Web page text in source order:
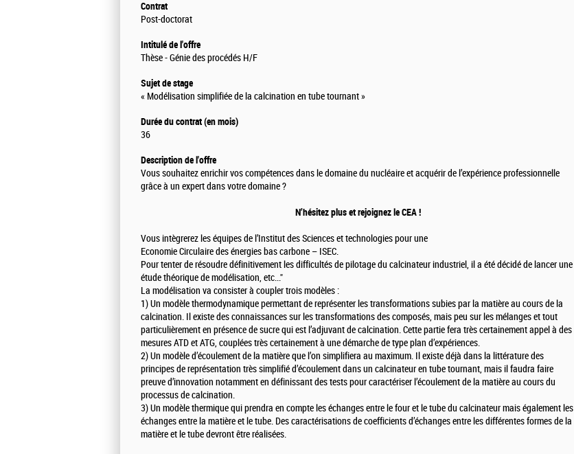
Contrat
Post-doctorat
Intitulé de l'offre
Thèse - Génie des procédés H/F
Sujet de stage
« Modélisation simplifiée de la calcination en tube tournant »
Durée du contrat (en mois)
36
Description de l'offre
Vous souhaitez enrichir vos compétences dans le domaine du nucléaire et acquérir de l’expérience professionnelle
grâce à un expert dans votre domaine ?
N’hésitez plus et rejoignez le CEA !
Vous intègrerez les équipes de l’Institut des Sciences et technologies pour une
Economie Circulaire des énergies bas carbone – ISEC.
Pour tenter de résoudre définitivement les difficultés de pilotage du calcinateur industriel, il a été décidé de lancer une
étude théorique de modélisation, etc..."
La modélisation va consister à coupler trois modèles :
1) Un modèle thermodynamique permettant de représenter les transformations subies par la matière au cours de la
calcination. Il existe des connaissances sur les transformations des composés, mais peu sur les mélanges et tout
particulièrement en présence de sucre qui est l’adjuvant de calcination. Cette partie fera très certainement appel à des
mesures ATD et ATG, couplées très certainement à une démarche de type plan d’expériences.
2) Un modèle d’écoulement de la matière que l’on simplifiera au maximum. Il existe déjà dans la littérature des
principes de représentation très simplifié d’écoulement dans un calcinateur en tube tournant, mais il faudra faire
preuve d’innovation notamment en définissant des tests pour caractériser l’écoulement de la matière au cours du
processus de calcination.
3) Un modèle thermique qui prendra en compte les échanges entre le four et le tube du calcinateur mais également les
échanges entre la matière et le tube. Des caractérisations de coefficients d’échanges entre les différentes formes de la
matière et le tube devront être réalisées.